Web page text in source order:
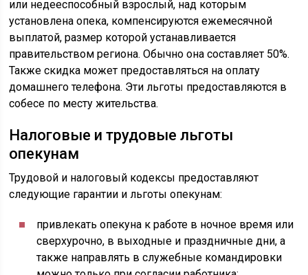
или недееспособный взрослый, над которым
установлена опека, компенсируются ежемесячной
выплатой, размер которой устанавливается
правительством региона. Обычно она составляет 50%.
Также скидка может предоставляться на оплату
домашнего телефона. Эти льготы предоставляются в
собесе по месту жительства.
Налоговые и трудовые льготы
опекунам
Трудовой и налоговый кодексы предоставляют
следующие гарантии и льготы опекунам:
привлекать опекуна к работе в ночное время или
сверхурочно, в выходные и праздничные дни, а
также направлять в служебные командировки